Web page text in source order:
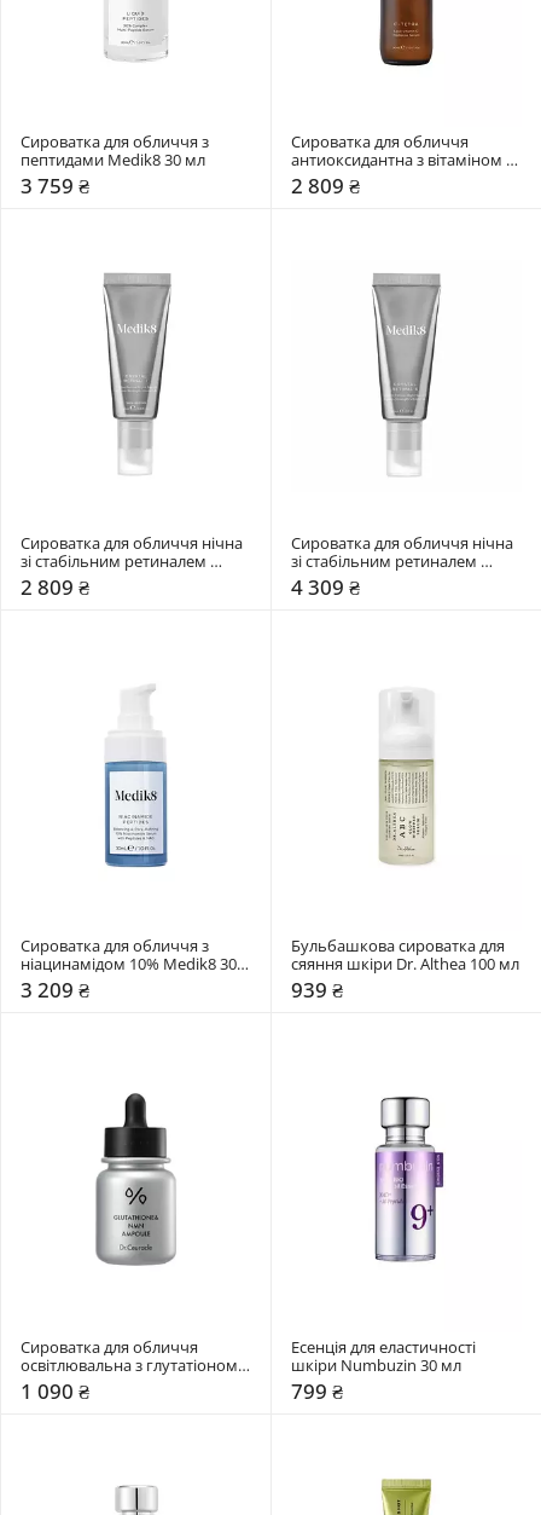
Сироватка для обличчя з
пептидами Medik8 30 мл
3 759 ₴
Сироватка для обличчя
антиоксидантна з вітаміном С
Medik8 30 мл
2 809 ₴
Сироватка для обличчя нічна
зі стабільним ретиналем
0,01% Medik8 30 мл
2 809 ₴
Сироватка для обличчя нічна
зі стабільним ретиналем
0,06% Medik8 30 мл
4 309 ₴
Сироватка для обличчя з
ніацинамідом 10% Medik8 30
мл
3 209 ₴
Бульбашкова сироватка для
сяяння шкіри Dr. Althea 100 мл
939 ₴
Сироватка для обличчя
освітлювальна з глутатіоном
та NMN Dr. Ceuracle 30 мл
1 090 ₴
Есенція для еластичності
шкіри Numbuzin 30 мл
799 ₴